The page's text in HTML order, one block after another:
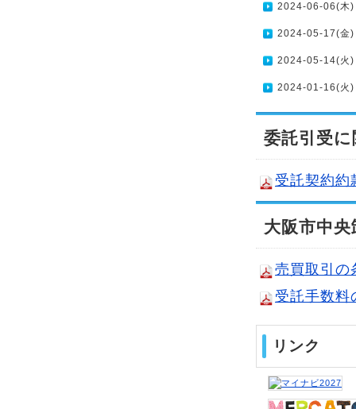
2024-06-06(木)
2024-05-17(金)
2024-05-14(火)
2024-01-16(火)
委託引受
受託契約約
大阪市中
売買取引の
受託手数料
リンク